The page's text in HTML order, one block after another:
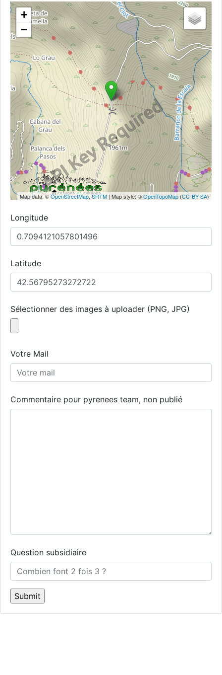
+
−
Map data: ©OpenStreetMap,SRTM | Map style: ©OpenTopoMap (CC-BY-SA)
Longitude
Latitude
Sélectionner des images à uploader (PNG, JPG)
Votre Mail
Commentaire pour pyrenees team, non publié
Question subsidiaire